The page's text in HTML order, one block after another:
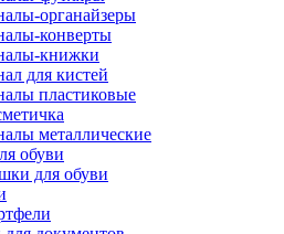
органайзеры
конверты
книжки
для кистей
пластиковые
металлические
обуви
для обуви